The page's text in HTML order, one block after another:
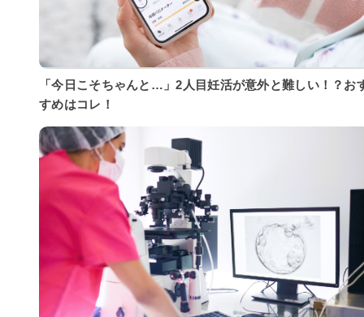
「今日こそちゃんと…」2人目妊活が意外と難しい！？お
すめはコレ！